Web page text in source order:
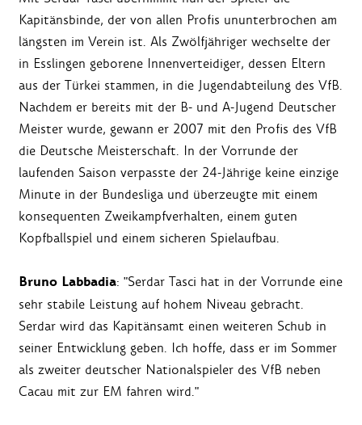
Kapitänsbinde, der von allen Profis ununterbrochen am
längsten im Verein ist. Als Zwölfjähriger wechselte der
in Esslingen geborene Innenverteidiger, dessen Eltern
aus der Türkei stammen, in die Jugendabteilung des VfB.
Nachdem er bereits mit der B- und A-Jugend Deutscher
Meister wurde, gewann er 2007 mit den Profis des VfB
die Deutsche Meisterschaft. In der Vorrunde der
laufenden Saison verpasste der 24-Jährige keine einzige
Minute in der Bundesliga und überzeugte mit einem
konsequenten Zweikampfverhalten, einem guten
Kopfballspiel und einem sicheren Spielaufbau.
Bruno Labbadia: "Serdar Tasci hat in der Vorrunde eine
sehr stabile Leistung auf hohem Niveau gebracht.
Serdar wird das Kapitänsamt einen weiteren Schub in
seiner Entwicklung geben. Ich hoffe, dass er im Sommer
als zweiter deutscher Nationalspieler des VfB neben
Cacau mit zur EM fahren wird."